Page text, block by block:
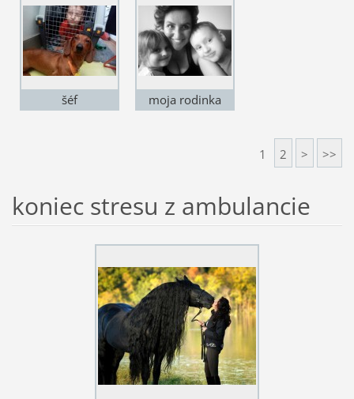
šéf
moja rodinka
1 2 > >>
koniec stresu z ambulancie